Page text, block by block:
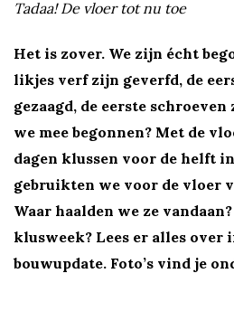
S
t
e
l
Tadaa! De vloer tot nu toe
Het is zover. We zijn écht
likjes verf zijn geverfd, de
gezaagd, de eerste
we mee begonnen? Met de
dagen klussen voor de helft
gebruikten we voor de vloer
Waar haalden we ze
klusweek? Lees er alles over
bouwupdate. Foto’s vind je